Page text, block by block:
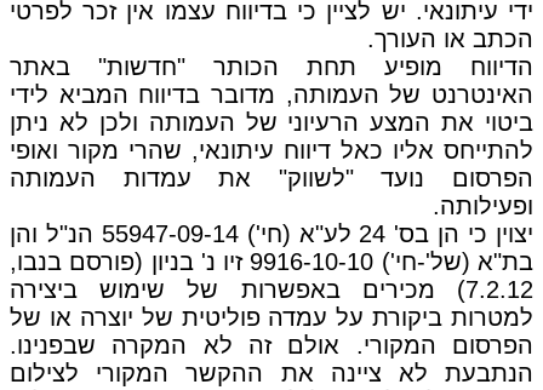
ידי עיתונאי. יש לציין כי בדיווח עצמו אין זכר לפרטי
הכתב או העורך.
הדיווח מופיע תחת הכותר "חדשות" באתר
האינטרנט של העמותה, מדובר בדיווח המביא לידי
ביטוי את המצע הרעיוני של העמותה ולכן לא ניתן
להתייחס אליו כאל דיווח עיתונאי, שהרי מקור ואופי
הפרסום נועד "לשווק" את עמדות העמותה
ופעילותה.
יצוין כי הן בס' 24 לע"א (חי') 55947-09-14 הנ"ל והן
בת"א (של'-חי') 9916-10-10 זיו נ' בניון (פורסם בנבו,
7.2.12) מכירים באפשרות של שימוש ביצירה
למטרות ביקורת על עמדה פוליטית של יוצרה או של
הפרסום המקורי. אולם זה לא המקרה שבפנינו.
הנתבעת לא ציינה את ההקשר המקורי לצילום